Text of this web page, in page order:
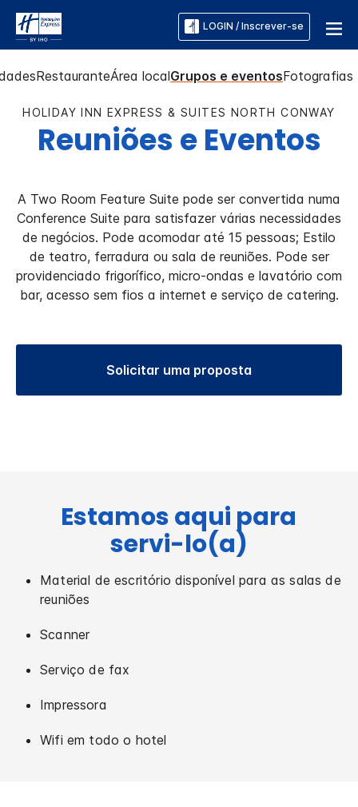
LOGIN / Inscrever-se
RestauranteÁrea localGrupos e eventosFotografias
HOLIDAY INN EXPRESS & SUITES NORTH CONWAY
Reuniões e Eventos
A Two Room Feature Suite pode ser convertida numa
Conference Suite para satisfazer várias necessidades
de negócios. Pode acomodar até 15 pessoas; Estilo
de teatro, ferradura ou sala de reuniões. Pode ser
providenciado frigorífico, micro-ondas e lavatório com
bar, acesso sem fios a internet e serviço de catering.
Solicitar uma proposta
Estamos aqui para
servi-lo(a)
Material de escritório disponível para as salas de
reuniões
Scanner
Serviço de fax
Impressora
Wifi em todo o hotel